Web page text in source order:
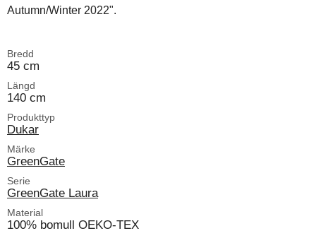
Autumn/Winter 2022".
Bredd
45 cm
Längd
140 cm
Produkttyp
Dukar
Märke
GreenGate
Serie
GreenGate Laura
Material
100% bomull OEKO-TEX